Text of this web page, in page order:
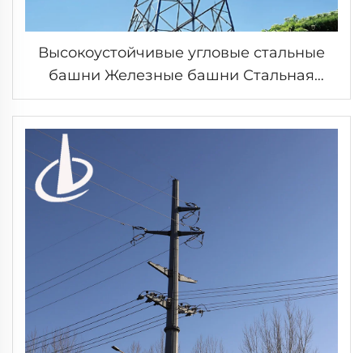
Высокоустойчивые угловые стальные
башни Железные башни Стальная
башня Передающая башня